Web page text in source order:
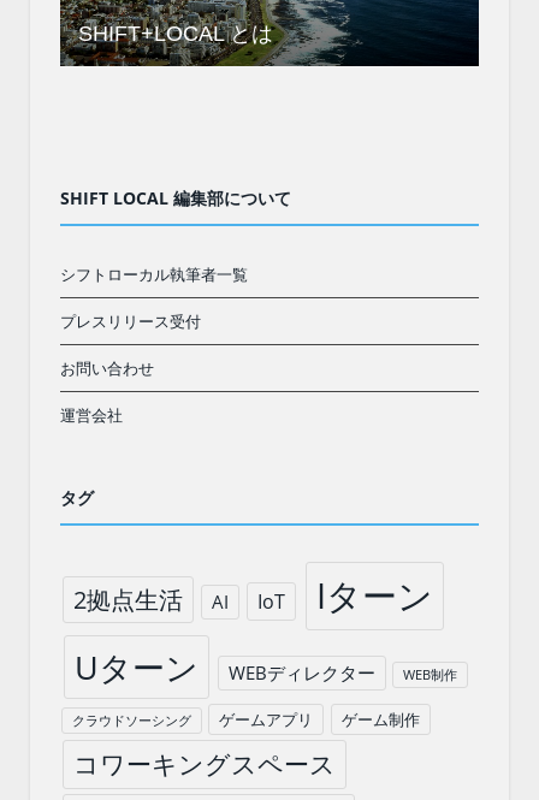
SHIFT+LOCAL とは
SHIFT LOCAL 編集部について
シフトローカル執筆者一覧
プレスリリース受付
お問い合わせ
運営会社
タグ
2拠点生活 AI IoT Iターン
Uターン WEBディレクター WEB制作
クラウドソーシング ゲームアプリ ゲーム制作
コワーキングスペース